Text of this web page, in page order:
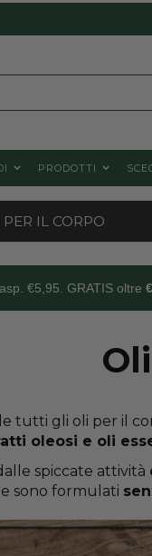
PRODOTTI
PER IL CORPO
€5,95. GRATIS oltre
tutti gli oli per il
oleosi e oli
spiccate attività
sono formulati